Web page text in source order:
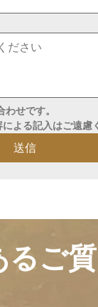
せです。
よる記入はご遠慮
送信
るご